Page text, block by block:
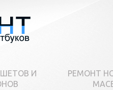
И
РЕМОНТ